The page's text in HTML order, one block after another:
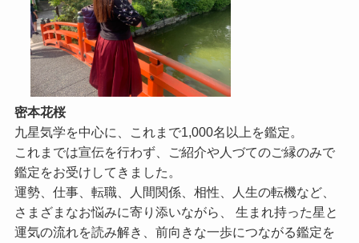
密本花桜
九星気学を中心に、これまで1,000名以上を鑑定。
これまでは宣伝を行わず、ご紹介や人づてのご縁のみで
鑑定をお受けしてきました。
運勢、仕事、転職、人間関係、相性、人生の転機など、
さまざまなお悩みに寄り添いながら、 生まれ持った星と
運気の流れを読み解き、前向きな一歩につながる鑑定を